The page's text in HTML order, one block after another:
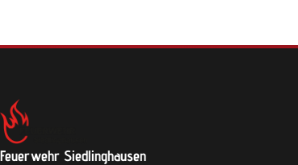
Feuerwehr Siedlinghausen